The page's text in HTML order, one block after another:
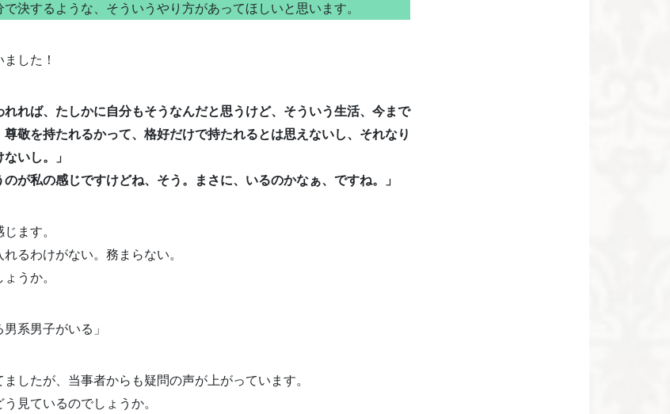
決するような、そういうやり方があってほしいと思います。
した！
れれば、たしかに自分もそうなんだと思うけど、そういう生活、今まで
尊敬を持たれるかって、格好だけで持たれるとは思えないし、それなり
いし。」
のが私の感じですけどね、そう。まさに、いるのかなぁ、ですね。」
ます。
れるわけがない。務まらない。
うか。
系男子がいる」
したが、当事者からも疑問の声が上がっています。
見ているのでしょうか。